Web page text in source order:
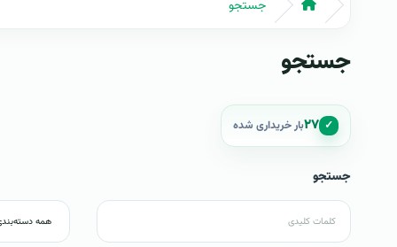
جستجو
جستجو
✓ ۲۷بار خریداری شده
جستجو